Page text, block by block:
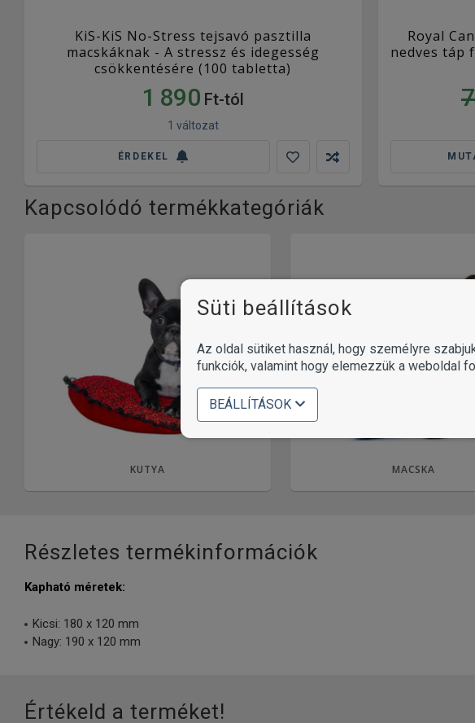
KiS-KiS No-Stress tejsavó pasztilla
macskáknak - A stressz és idegesség
csökkentésére (100 tabletta)
1 890 Ft-tól
1 változat
ÉRDEKEL
Royal
nedves táp
Kapcsolódó termékkategóriák
KUTYA MACSKA
Részletes termékinformációk
Kapható méretek:
Kicsi: 180 x 120 mm
Nagy: 190 x 120 mm
Értékeld a terméket!
Süti beállítások
Az oldal sütiket használ, hogy személyre
funkciók, valamint hogy elemezzük a weboldal
BEÁLLÍTÁSOK